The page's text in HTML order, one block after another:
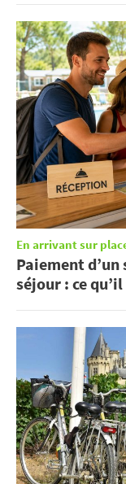
En arrivant sur
Paiement
séjour : ce